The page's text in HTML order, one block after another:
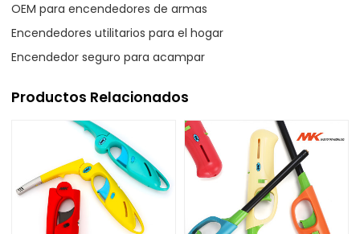
OEM para encendedores de armas
Encendedores utilitarios para el hogar
Encendedor seguro para acampar
Productos Relacionados